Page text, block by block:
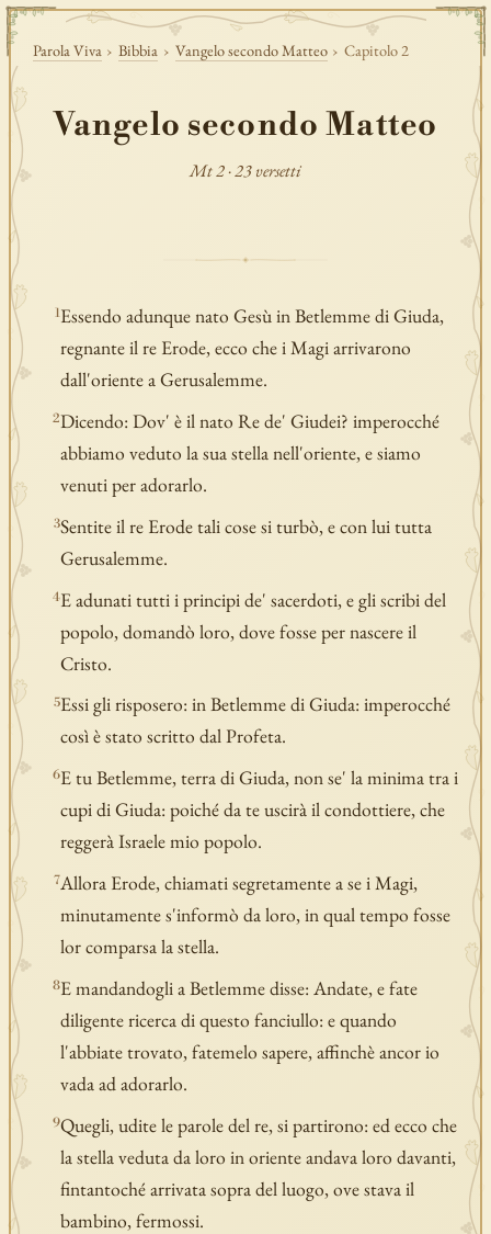
Parola Viva › Bibbia › Vangelo secondo Matteo › Capitolo 2
Vangelo secondo Matteo
Mt 2 · 23 versetti
1Essendo adunque nato Gesù in Betlemme di Giuda,
regnante il re Erode, ecco che i Magi arrivarono
dall'oriente a Gerusalemme.
2Dicendo: Dov' è il nato Re de' Giudei? imperocché
abbiamo veduto la sua stella nell'oriente, e siamo
venuti per adorarlo.
3Sentite il re Erode tali cose si turbò, e con lui tutta
Gerusalemme.
4E adunati tutti i principi de' sacerdoti, e gli scribi del
popolo, domandò loro, dove fosse per nascere il
Cristo.
5Essi gli risposero: in Betlemme di Giuda: imperocché
così è stato scritto dal Profeta.
6E tu Betlemme, terra di Giuda, non se' la minima tra i
cupi di Giuda: poiché da te uscirà il condottiere, che
reggerà Israele mio popolo.
7Allora Erode, chiamati segretamente a se i Magi,
minutamente s'informò da loro, in qual tempo fosse
lor comparsa la stella.
8E mandandogli a Betlemme disse: Andate, e fate
diligente ricerca di questo fanciullo: e quando
l'abbiate trovato, fatemelo sapere, affinchè ancor io
vada ad adorarlo.
9Quegli, udite le parole del re, si partirono: ed ecco che
la stella veduta da loro in oriente andava loro davanti,
fintantoché arrivata sopra del luogo, ove stava il
bambino, fermossi.